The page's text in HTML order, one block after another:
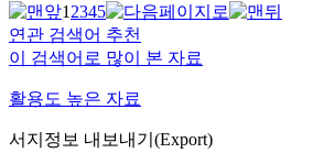
12345
연관 검색어 추천
이 검색어로 많이 본 자료
활용도 높은 자료
서지정보 내보내기(Export)